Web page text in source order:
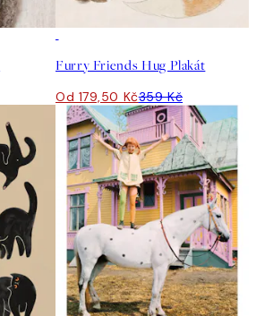
Furry Friends Hug Plakát
Od 179,50 Kč359 Kč